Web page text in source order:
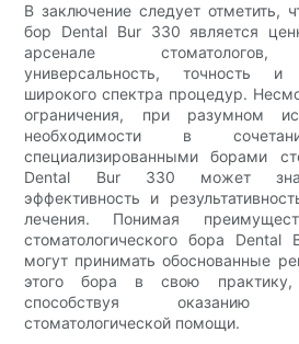
В заключение следует отметить,
бор Dental Bur 330 является
арсенале стоматологов,
универсальность, точность и
широкого спектра процедур.
ограничения, при разумном
необходимости в
специализированными борами
Dental Bur 330 может
эффективность и
лечения. Понимая
стоматологического бора Dental
могут принимать обоснованные
этого бора в свою
способствуя оказанию
стоматологической помощи.